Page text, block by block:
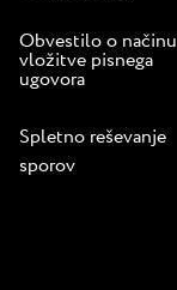
Obvestilo o načinu
vložitve pisnega
ugovora
Spletno reševanje
sporov